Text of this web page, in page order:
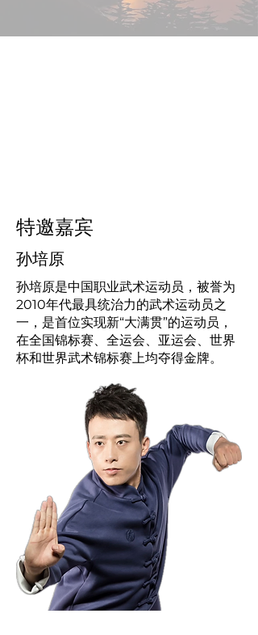
特邀嘉宾
孙培原
孙培原是中国职业武术运动员，被誉为
2010年代最具统治力的武术运动员之
一，是首位实现新“大满贯”的运动员，
在全国锦标赛、全运会、亚运会、世界
杯和世界武术锦标赛上均夺得金牌。